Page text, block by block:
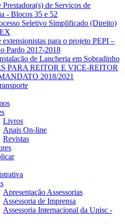
Prestadora(s) de Serviços de
- Blocos 35 e 52
Seletivo Simplificado (Direito)
extensionistas para o projeto PEPI –
Pardo 2017-2018
de Lancheria em Sobradinho
PARA REITOR E VICE-REITOR
2018/2021
Livros
Anais On-line
Revistas
Apresentação Assessorias
Assessoria de Imprensa
Assessoria Internacional da Unisc -